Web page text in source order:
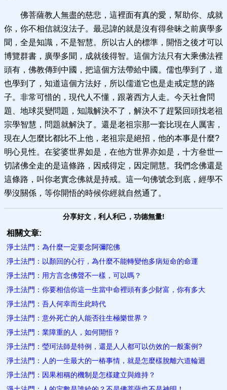
佛菩薩教人無盡的慈悲，這裡面有真的愛，幫助你、成就
你，你不相信就沒法子。最忌諱的就是沒有得叄昧之前廣學多
聞，全是知識，不是智慧。所以古人的標準，開悟之後才可以
博覽群書，廣學多聞，成就後得智。這個方法只有大乘佛法裡
頭有，佛教傳到中國，把這個方法帶給中國。儒也學到了，道
也學到了，知道這個方法好，所以儒道它也是走戒定慧的路
子。非常可惜的，現代人不懂，跟著西方人走。今天社會問
題、地球災變問題，知識解決不了，解決不了趕緊回頭找老祖
宗學智慧，問題就解決了。還是老祖宗那一套比現在人厲害，
現在人怎麼比都比不上他，老祖宗是絕招，他的本事是什麼?
明心見性。在娑婆世界如是，在他方世界亦如是，十方叄世一
切諸佛全走的是這條路，因戒得定，因定開慧。我們念佛還是
這條路，叫你老實念佛就是持戒。這一句佛號念到底，經學不
學沒關係，等你開悟的時候你經就自然通了。
分享好文，利人利己，功德無量!
相關文章:
淨土法門：為什麼一定要念阿彌陀佛
淨土法門：以顏回的心行，為什麼不能轉變他多病短命的命運
淨土法門：用方言念佛聲不一樣，可以嗎？
淨土法門：你要相信你這一生當中命裡頭有多少財富，你有多大
淨土法門：吾人何幸而生此時代
淨土法門：意外死亡的人能否往生極樂世界？
淨土法門：業障重的人，如何開悟？
淨土法門：瑩珂法師是特例，還是人人都可以仿效的一般案例?
淨土法門：人的一生最大的一樁事情，就是怎麼樣脫離六道輪迴
淨土法門：因果相稱的機制是怎樣建立與維持？